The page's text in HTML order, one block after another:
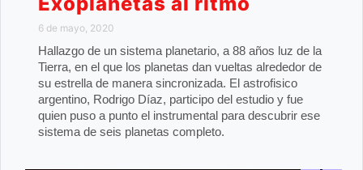
6 de mayo, 2020
Hallazgo de un sistema planetario, a 88 años luz de la
Tierra, en el que los planetas dan vueltas alrededor de
su estrella de manera sincronizada. El astrofisico
argentino, Rodrigo Díaz, participo del estudio y fue
quien puso a punto el instrumental para descubrir ese
sistema de seis planetas completo.